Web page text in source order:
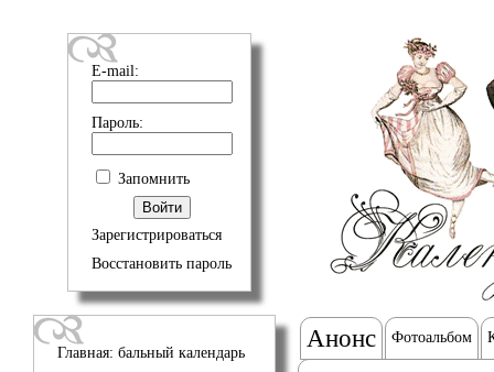
E-mail:
Пароль:
Запомнить
Зарегистрироваться
Восстановить пароль
Главная: бальный календарь
Анонс Фотоальбом